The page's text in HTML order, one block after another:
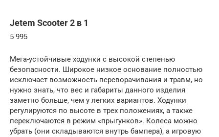
Jetem Scooter 2 в 1
5 995
Мега-устойчивые ходунки с высокой степенью
безопасности. Широкое низкое основание полностью
исключает возможность переворачивания и травм, но
нужно знать, что вес и габариты данного изделия
заметно больше, чем у легких вариантов. Ходунки
регулируются по высоте в трех положениях, а также
переключаются в режим «прыгунков». Колеса можно
убрать (они складываются внутрь бампера), а игровую